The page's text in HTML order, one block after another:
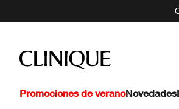
Promociones de veranoNovedades